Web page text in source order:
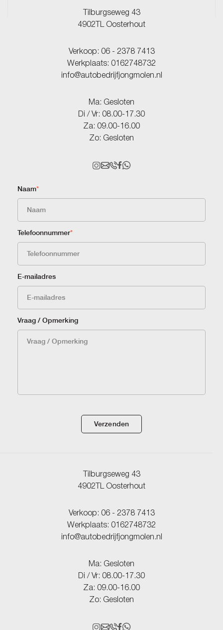
Tilburgseweg 43
4902TL Oosterhout
Verkoop: 06 - 2378 7413
Werkplaats: 0162748732
info@autobedrijfjongmolen.nl
Ma: Gesloten
Di / Vr: 08.00-17.30
Za: 09.00-16.00
Zo: Gesloten
Naam*
Telefoonnummer*
E-mailadres
Vraag / Opmerking
Verzenden
Tilburgseweg 43
4902TL Oosterhout
Verkoop: 06 - 2378 7413
Werkplaats: 0162748732
info@autobedrijfjongmolen.nl
Ma: Gesloten
Di / Vr: 08.00-17.30
Za: 09.00-16.00
Zo: Gesloten